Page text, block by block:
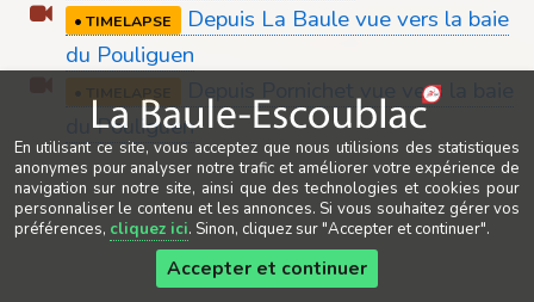
• TIMELAPSE
Depuis La Baule vue vers la baie
du Pouliguen
Depuis Pornichet vue vers la baie
du Pouliguen
En utilisant ce site, vous acceptez que nous utilisions des statistiques
anonymes pour analyser notre trafic et améliorer votre expérience de
navigation sur notre site, ainsi que des technologies et cookies pour
personnaliser le contenu et les annonces. Si vous souhaitez gérer vos
préférences, cliquez ici. Sinon, cliquez sur "Accepter et continuer".
Accepter et continuer